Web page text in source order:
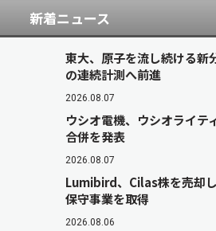
新着ニュース
東大、原子を流し続ける
の連続計測へ前進
2026.08.07
ウシオ電機、ウシオライテ
合併を発表
2026.08.07
Lumibird、Cilas株を売却
保守事業を取得
2026.08.06